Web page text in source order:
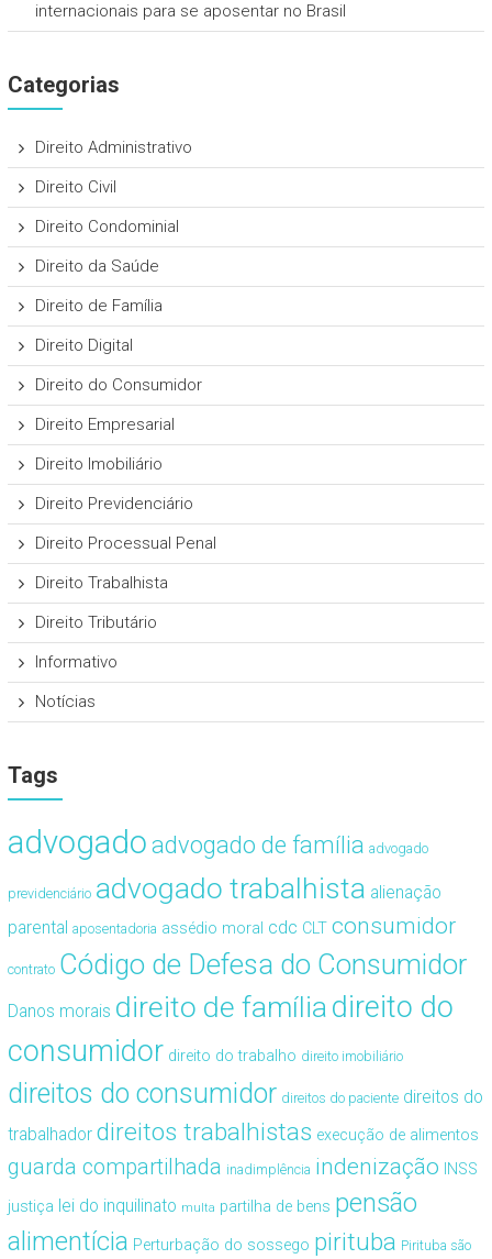
internacionais para se aposentar no Brasil
Categorias
Direito Administrativo
Direito Civil
Direito Condominial
Direito da Saúde
Direito de Família
Direito Digital
Direito do Consumidor
Direito Empresarial
Direito Imobiliário
Direito Previdenciário
Direito Processual Penal
Direito Trabalhista
Direito Tributário
Informativo
Notícias
Tags
advogado advogado de família advogado
previdenciário advogado trabalhista alienação
parental aposentadoria assédio moral cdc CLT consumidor
contrato Código de Defesa do Consumidor
Danos morais direito de famíliadireito do
consumidor direito do trabalho direito imobiliário
direitos do consumidor direitos do paciente direitos do
trabalhador direitos trabalhistas execução de alimentos
guarda compartilhada inadimplência indenização INSS
justiça lei do inquilinato multa partilha de bens pensão
alimentícia Perturbação do sossego pirituba Pirituba são